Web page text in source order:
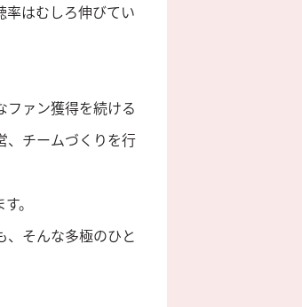
率はむしろ伸びてい
ファン獲得を続ける
チームづくりを行
。
、そんな多極のひと